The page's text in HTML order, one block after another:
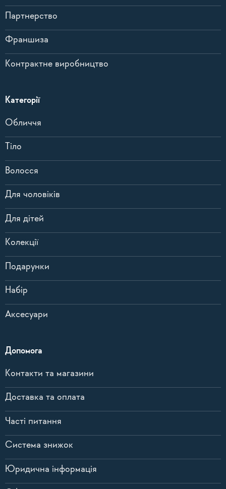
Партнерство
Франшиза
Контрактне виробництво
Категорії
Обличчя
Тіло
Волосся
Для чоловіків
Для дітей
Колекції
Подарунки
Набір
Аксесуари
Допомога
Контакти та магазини
Доставка та оплата
Часті питання
Система знижок
Юридична інформація